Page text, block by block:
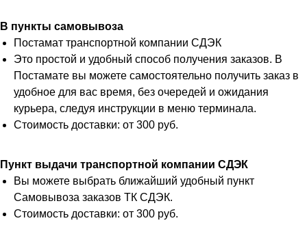
В пункты самовывоза
Постамат транспортной компании СДЭК
Это простой и удобный способ получения заказов. В
Постамате вы можете самостоятельно получить заказ в
удобное для вас время, без очередей и ожидания
курьера, следуя инструкции в меню терминала.
Стоимость доставки: от 300 руб.
Пункт выдачи транспортной компании СДЭК
Вы можете выбрать ближайший удобный пункт
Самовывоза заказов ТК СДЭК.
Стоимость доставки: от 300 руб.